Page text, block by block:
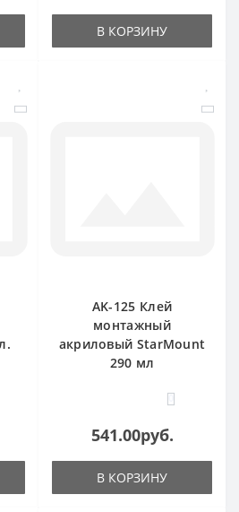
В КОРЗИНУ
AK-125 Клей
монтажный
акриловый StarMount
290 мл
0
541.00руб.
В КОРЗИНУ